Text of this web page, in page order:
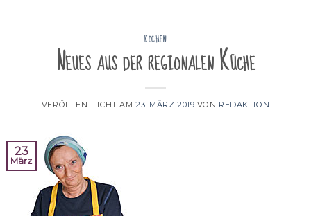
KOCHEN
Neues aus der regionalen Küche
VERÖFFENTLICHT AM 23. MÄRZ 2019 VON REDAKTION
23
März